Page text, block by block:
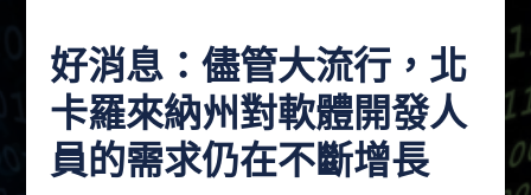
好消息：儘管大流行，北
卡羅來納州對軟體開發人
員的需求仍在不斷增長